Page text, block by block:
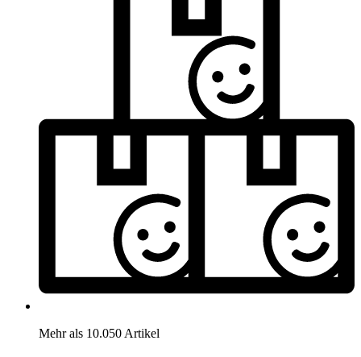
Mehr als 10.050 Artikel